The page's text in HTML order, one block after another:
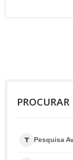
PROCURAR
Pesquisa